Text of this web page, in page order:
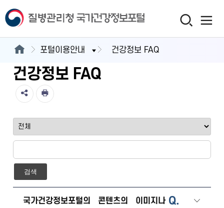
포털이용안내 건강정보 FAQ
건강정보 FAQ
검색
Q.
국가건강정보포털의 콘텐츠의 이미지나